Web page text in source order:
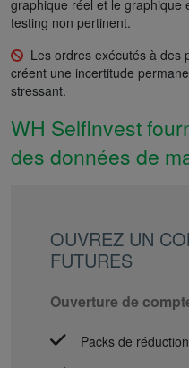
graphique réel et le graphique
testing non pertinent.
Les ordres exécutés à des
créent une incertitude
stressant.
WH SelfInvest
des données de
OUVREZ UN
FUTURES
Ouverture de
Packs de